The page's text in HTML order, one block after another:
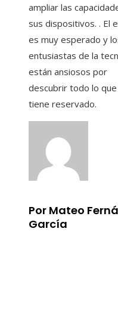
ampliar las
sus dispositivos. . El
es muy esperado y
entusiastas de la
están ansiosos por
descubrir todo lo que
tiene reservado.
Por Mateo
García